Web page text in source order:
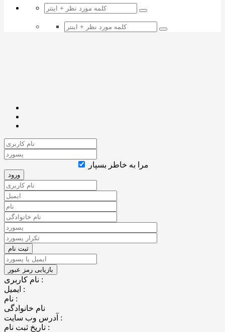
مرا به خاطر بسپار
نام کاربری :
ایمیل :
نام :
نام خانوادگی
آدرس وب سایت :
تاریخ ثبت نام :